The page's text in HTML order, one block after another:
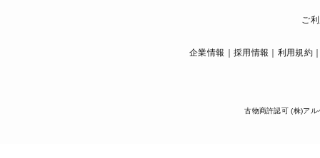
ご
企業情報 採用情報 利用規約
古物商許認可 (株)ア